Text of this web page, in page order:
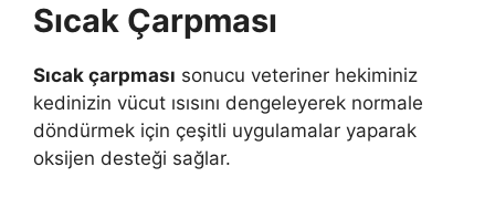
Sıcak Çarpması
Sıcak çarpması sonucu veteriner hekiminiz
kedinizin vücut ısısını dengeleyerek normale
döndürmek için çeşitli uygulamalar yaparak
oksijen desteği sağlar.